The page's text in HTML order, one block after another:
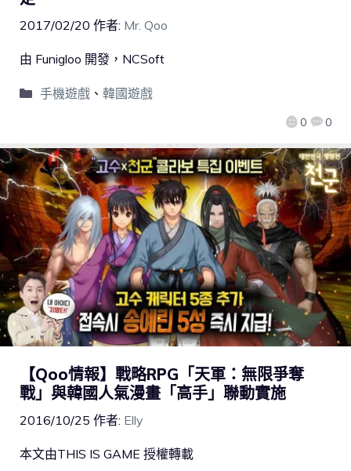
2017/02/20 作者: Mr. Qoo
0 0
由 Funigloo 開發，NCSoft
手機遊戲、 韓國遊戲
【Qoo情報】戰略RPG「天軍：無限爭奪
戰」與韓國人氣漫畫「高手」聯動實施
2016/10/25 作者: Elly
本文由THIS IS GAME 授權轉載